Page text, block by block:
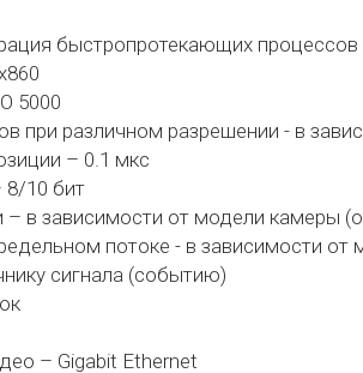
быстропротекающих процессов
5000
при различном разрешении - в
– 0.1 мкс
8/10 бит
– в зависимости от модели камеры
потоке - в зависимости
сигнала (событию)
– Gigabit Ethernet